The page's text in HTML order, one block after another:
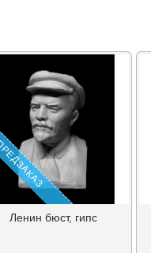
Ленин бюст, гипс